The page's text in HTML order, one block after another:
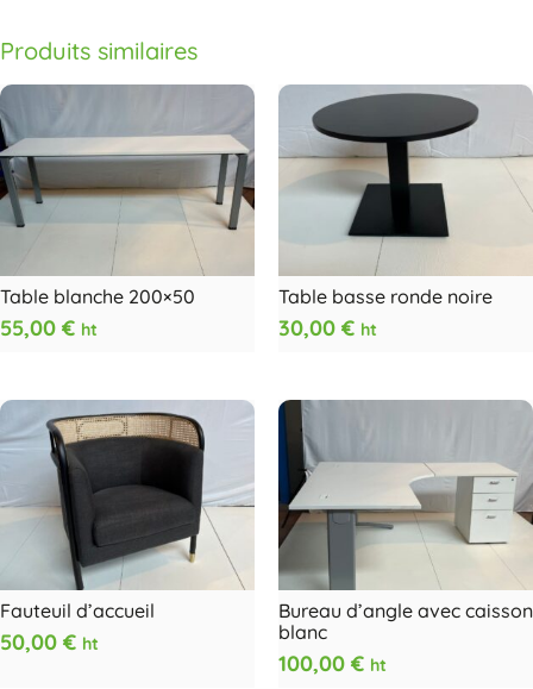
Produits similaires
Table blanche 200×50
55,00 € ht
Table basse ronde noire
30,00 € ht
Fauteuil d’accueil
50,00 € ht
Bureau d’angle avec caisson
blanc
100,00 € ht